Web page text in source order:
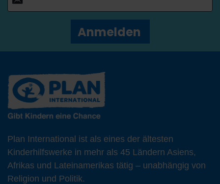
Anmelden
Plan International ist als eines der ältesten
Kinderhilfswerke in mehr als 45 Ländern Asiens,
Afrikas und Lateinamerikas tätig – unabhängig von
Religion und Politik.